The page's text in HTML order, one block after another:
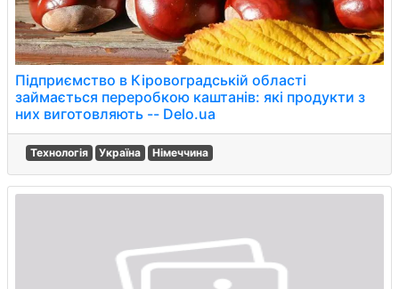
Підприємство в Кіровоградській області
займається переробкою каштанів: які продукти з
них виготовляють -- Delo.ua
Технологія Україна Німеччина